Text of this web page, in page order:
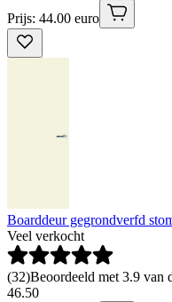
Prijs: 44.00 euro
Boarddeur gegrondverfd
Veel verkocht
(32)Beoordeeld met 3.9 van
46.50